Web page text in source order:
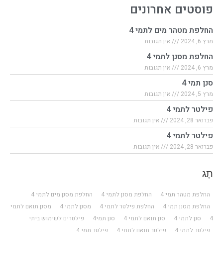
פוסטים אחרונים
החלפת מטהר מים לתמי 4
מרץ 6, 2024 אין תגובות
החלפת מסנן לתמי 4
מרץ 6, 2024 אין תגובות
סנן תמי 4
מרץ 5, 2024 אין תגובות
פילטר לתמי 4
פברואר 28, 2024 אין תגובות
פילטר לתמי 4
פברואר 28, 2024 אין תגובות
תָג
החלפת מטהר תמי 4 החלפת מסנן לתמי 4
החלפת מסנן מים לתמי 4
החלפת מסנן תמי 4
החלפת פילטר לתמי 4 מסנן לתמי 4
מסנן תואם לתמי
4
סנן לתמי 4 סנן תואם לתמי 4 סנן תמי4
פילטרים לשימוש ביתי
פילטר לתמי 4
פילטר תואם לתמי 4 פילטר תמי 4